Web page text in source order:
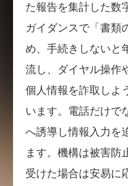
た報告を集計した数
ガイダンスで「書類
め、手続きしないと
流し、ダイヤル操作
個人情報を詐取しよ
います。電話だけで
へ誘導し情報入力を
ます。機構は被害防
受けた場合は安易に